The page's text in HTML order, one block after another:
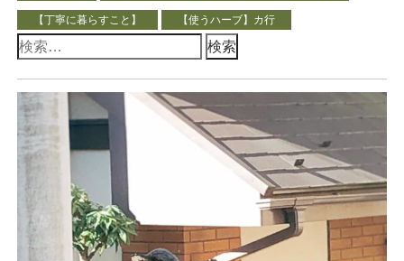
【丁寧に暮らすこと】 【使うハーブ】カ行
検